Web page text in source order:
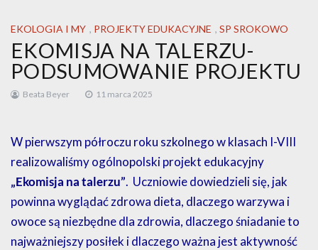
EKOLOGIA I MY , PROJEKTY EDUKACYJNE , SP SROKOWO
EKOMISJA NA TALERZU-
PODSUMOWANIE PROJEKTU
Beata Beyer 11 marca 2025
W pierwszym półroczu roku szkolnego w klasach I-VIII
realizowaliśmy ogólnopolski projekt edukacyjny
„Ekomisja na talerzu”. Uczniowie dowiedzieli się, jak
powinna wyglądać zdrowa dieta, dlaczego warzywa i
owoce są niezbędne dla zdrowia, dlaczego śniadanie to
najważniejszy posiłek i dlaczego ważna jest aktywność